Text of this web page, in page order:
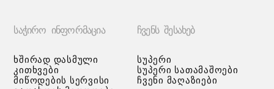
ᲡᲐᲭᲘᲠᲝ ᲘᲜᲤᲝᲠᲛᲐᲪᲘᲐ
ხშირად დასმული
კითხვები
მიწოდების სერვისი
ᲩᲕᲔᲜᲡ ᲨᲔᲡᲐᲮᲔᲑ
სუპერი
სუპერი სათამაშოები
ჩვენი მაღაზიები